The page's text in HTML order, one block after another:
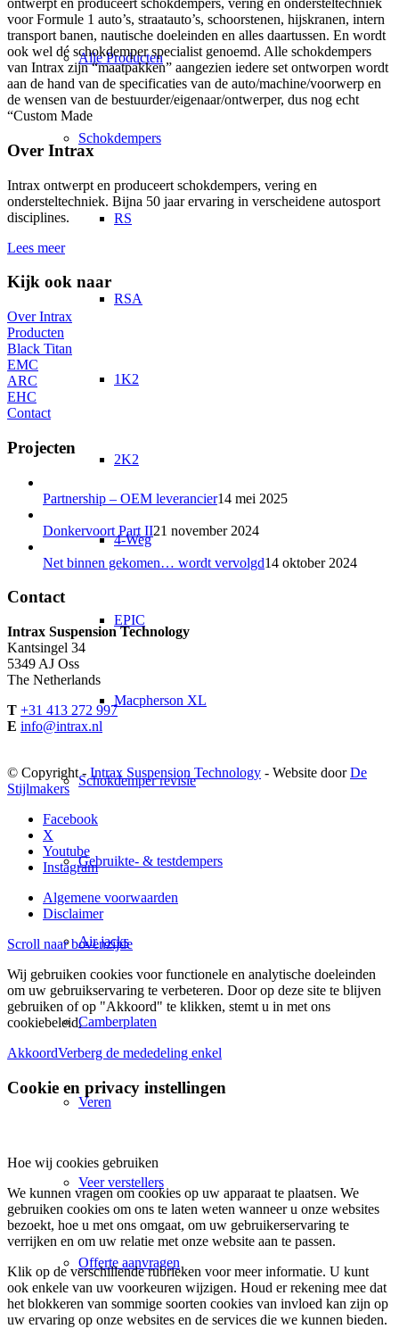
Alle Producten
Schokdempers
RS
RSA
1K2
2K2
4-Weg
EPIC
Macpherson XL
Schokdemper revisie
Gebruikte- & testdempers
Air jacks
Camberplaten
Veren
Veer verstellers
Offerte aanvragen
ontwerpt en produceert schokdempers, vering en ondersteltechniek
voor Formule 1 auto’s, straatauto’s, schoorstenen, hijskranen, intern
transport banen, nautische doeleinden en alles daartussen. En wordt
ook wel dé schokdemper specialist genoemd. Alle schokdempers
van Intrax zijn “maatpakken” aangezien iedere set ontworpen wordt
aan de hand van de specificaties van de auto/machine/voorwerp en
de wensen van de bestuurder/eigenaar/ontwerper, dus nog echt
“Custom Made
Over Intrax
Intrax ontwerpt en produceert schokdempers, vering en
ondersteltechniek. Bijna 50 jaar ervaring in verscheidene autosport
disciplines.
Lees meer
Kijk ook naar
Over Intrax
Producten
Black Titan
EMC
ARC
EHC
Contact
Projecten
Partnership – OEM leverancier14 mei 2025
Donkervoort Part II21 november 2024
Net binnen gekomen… wordt vervolgd14 oktober 2024
Contact
Intrax Suspension Technology
Kantsingel 34
5349 AJ Oss
The Netherlands
T +31 413 272 997
E info@intrax.nl
© Copyright - Intrax Suspension Technology - Website doorDe
Stijlmakers
Facebook
X
Youtube
Instagram
Algemene voorwaarden
Disclaimer
Scroll naar bovenzijde
Wij gebruiken cookies voor functionele en analytische doeleinden
om uw gebruikservaring te verbeteren. Door op deze site te blijven
gebruiken of op "Akkoord" te klikken, stemt u in met ons
cookiebeleid.
AkkoordVerberg de mededeling enkel
Cookie en privacy instellingen
Hoe wij cookies gebruiken
We kunnen vragen om cookies op uw apparaat te plaatsen. We
gebruiken cookies om ons te laten weten wanneer u onze websites
bezoekt, hoe u met ons omgaat, om uw gebruikerservaring te
verrijken en om uw relatie met onze website aan te passen.
Klik op de verschillende rubrieken voor meer informatie. U kunt
ook enkele van uw voorkeuren wijzigen. Houd er rekening mee dat
het blokkeren van sommige soorten cookies van invloed kan zijn op
uw ervaring op onze websites en de services die we kunnen bieden.